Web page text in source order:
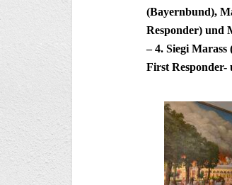
(Bayernbund),
Responder) und
– 4. Siegi
First